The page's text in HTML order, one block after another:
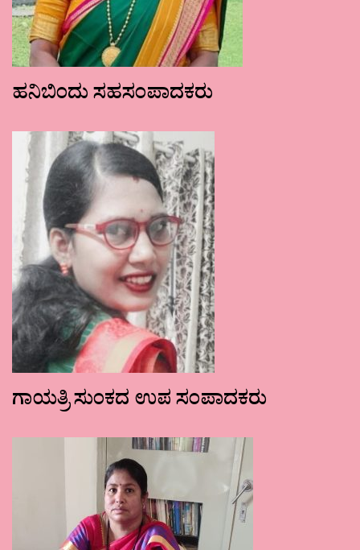
ಹನಿಬಿಂದು ಸಹಸಂಪಾದಕರು
ಗಾಯತ್ರಿ ಸುಂಕದ ಉಪ ಸಂಪಾದಕರು